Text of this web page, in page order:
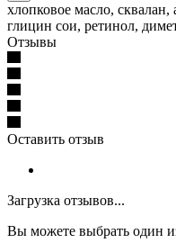
хлопковое масло, сквалан,
глицин сои, ретинол,
Отзывы
Оставить отзыв
Загрузка отзывов...
Вы можете выбрать один